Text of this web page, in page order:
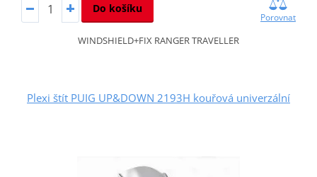
Do košíku
Porovnat
WINDSHIELD+FIX RANGER TRAVELLER
Plexi štít PUIG UP&DOWN 2193H kouřová univerzální